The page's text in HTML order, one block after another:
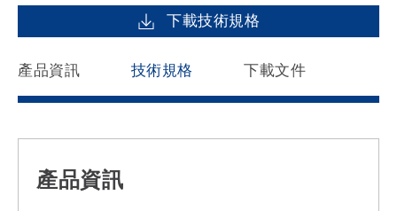
下載技術規格
產品資訊 技術規格 下載文件
產品資訊